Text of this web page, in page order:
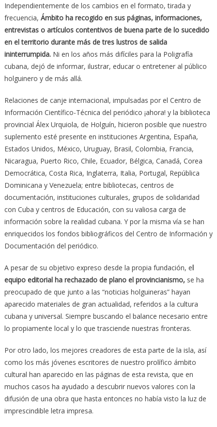
Independientemente de los cambios en el formato, tirada y
frecuencia, Ámbito ha recogido en sus páginas, informaciones,
entrevistas o artículos contentivos de buena parte de lo sucedido
en el territorio durante más de tres lustros de salida
ininterrumpida.Ni en los años más difíciles para la Poligrafía
cubana, dejó de informar, ilustrar, educar o entretener al público
holguinero y de más allá.
Relaciones de canje internacional, impulsadas por el Centro de
Información Científico-Técnica del periódico ¡ahora! y la biblioteca
provincial Álex Urquiola, de Holguín, hicieron posible que nuestro
suplemento esté presente en instituciones Argentina, España,
Estados Unidos, México, Uruguay, Brasil, Colombia, Francia,
Nicaragua, Puerto Rico, Chile, Ecuador, Bélgica, Canadá, Corea
Democrática, Costa Rica, Inglaterra, Italia, Portugal, República
Dominicana y Venezuela; entre bibliotecas, centros de
documentación, instituciones culturales, grupos de solidaridad
con Cuba y centros de Educación, con su valiosa carga de
información sobre la realidad cubana. Y por la misma vía se han
enriquecidos los fondos bibliográficos del Centro de Información y
Documentación del periódico.
A pesar de su objetivo expreso desde la propia fundación, el
equipo editorial ha rechazado de plano el provincianismo, se ha
preocupado de que junto a las “noticias holguineras” hayan
aparecido materiales de gran actualidad, referidos a la cultura
cubana y universal. Siempre buscando el balance necesario entre
lo propiamente local y lo que trasciende nuestras fronteras.
Por otro lado, los mejores creadores de esta parte de la isla, así
como los más jóvenes escritores de nuestro prolífico ámbito
cultural han aparecido en las páginas de esta revista, que en
muchos casos ha ayudado a descubrir nuevos valores con la
difusión de una obra que hasta entonces no había visto la luz de
imprescindible letra impresa.